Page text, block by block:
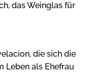
das Weinglas für
die sich die
Leben als Ehefrau